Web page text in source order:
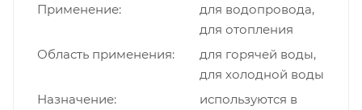
Применение
для водопровода,
для отопления
Область применения
для горячей воды,
для холодной воды
Назначение
используются в